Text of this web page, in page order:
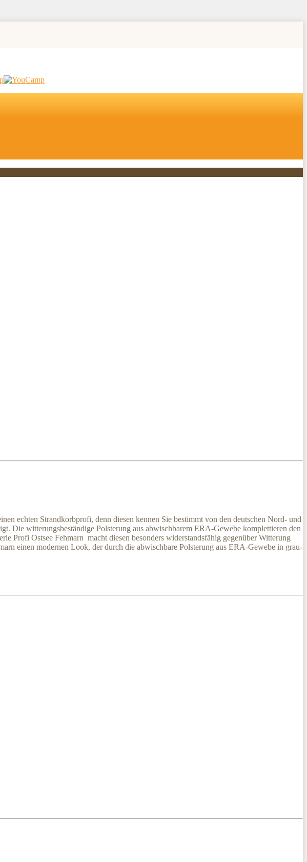
echten Strandkorbprofi, denn diesen kennen Sie bestimmt von den deutschen Nord- und
Die witterungsbeständige Polsterung aus abwischbarem ERA-Gewebe komplettieren den
Profi Ostsee Fehmarn macht diesen besonders widerstandsfähig gegenüber Witterung
einen modernen Look, der durch die abwischbare Polsterung aus ERA-Gewebe in grau-